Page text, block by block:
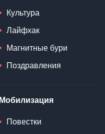
Культура
Лайфхак
Магнитные бури
Поздравления
Мобилизация
Повестки